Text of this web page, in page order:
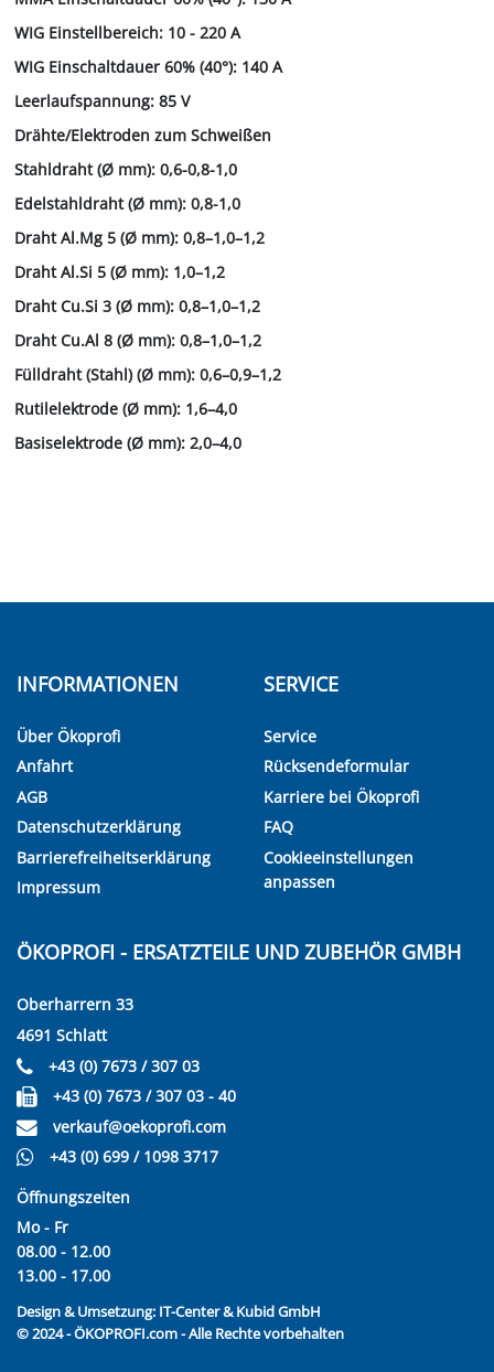
WIG Einstellbereich: 10 - 220 A
WIG Einschaltdauer 60% (40°): 140 A
Leerlaufspannung: 85 V
Drähte/Elektroden zum Schweißen
Stahldraht (Ø mm): 0,6-0,8-1,0
Edelstahldraht (Ø mm): 0,8-1,0
Draht Al.Mg 5 (Ø mm): 0,8–1,0–1,2
Draht Al.Si 5 (Ø mm): 1,0–1,2
Draht Cu.Si 3 (Ø mm): 0,8–1,0–1,2
Draht Cu.Al 8 (Ø mm): 0,8–1,0–1,2
Fülldraht (Stahl) (Ø mm): 0,6–0,9–1,2
Rutilelektrode (Ø mm): 1,6–4,0
Basiselektrode (Ø mm): 2,0–4,0
INFORMATIONEN
Über Ökoprofi
Anfahrt
AGB
Datenschutzerklärung
Barrierefreiheitserklärung
Impressum
SERVICE
Service
Rücksendeformular
Karriere bei Ökoprofi
FAQ
Cookieeinstellungen
anpassen
ÖKOPROFI - ERSATZTEILE UND ZUBEHÖR GMBH
Oberharrern 33
4691 Schlatt
+43 (0) 7673 / 307 03
+43 (0) 7673 / 307 03 - 40
verkauf@oekoprofi.com
+43 (0) 699 / 1098 3717
Öffnungszeiten
Mo - Fr
08.00 - 12.00
13.00 - 17.00
Design & Umsetzung: IT-Center & Kubid GmbH
© 2024 - ÖKOPROFI.com - Alle Rechte vorbehalten